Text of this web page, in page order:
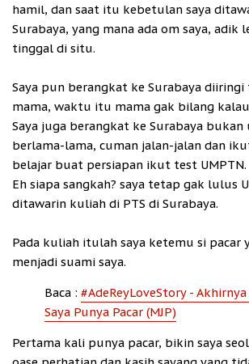
hamil, dan saat itu kebetulan saya
Surabaya, yang mana ada om saya, adik
tinggal di situ.
Saya pun berangkat ke Surabaya
mama, waktu itu mama gak bilang
Saya juga berangkat ke Surabaya
berlama-lama, cuman jalan-jalan dan
belajar buat persiapan ikut test UMPTN.
Eh siapa sangkah? saya tetap gak lulus
ditawarin kuliah di PTS di Surabaya.
Pada kuliah itulah saya ketemu si pacar
menjadi suami saya.
Baca : #AdeReyLoveStory -
Saya Punya Pacar (MJP)
Pertama kali punya pacar, bikin saya